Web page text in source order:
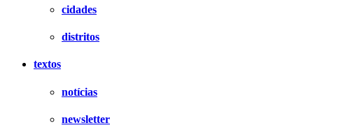
cidades
distritos
textos
notícias
newsletter